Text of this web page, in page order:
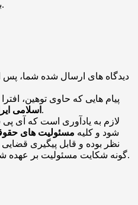
بدانید و خودتان را ارزان نفروشید.
دیدگاه های ارسال شده شما،
پیام هایی که حاوی توهین،
اسلامی باشد منتشر نخواهد شد.
لازم به یادآوری است که آی
شود و کلیه مسئولیت های
نظر بوده و قابل پیگیری
گونه شکایت مسئولیت بر عهده شخص نظر دهنده خواهد بود.